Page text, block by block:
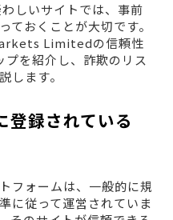
しいサイトでは、事前
ておくことが大切です。
Limitedの信頼性
を紹介し、詐欺のリス
します。
登録されている
フォームは、一般的に規
に従って運営されていま